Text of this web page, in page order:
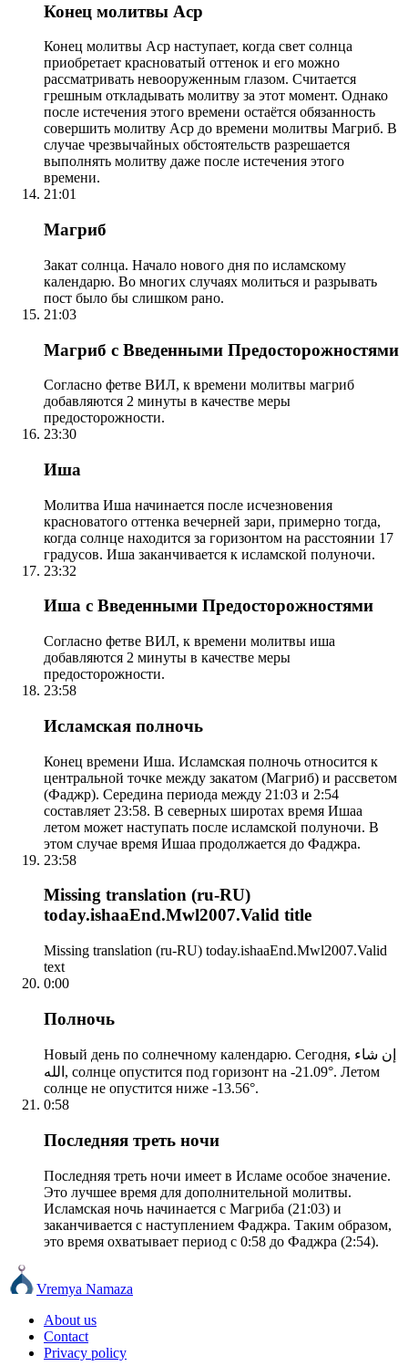
Конец молитвы Аср
Конец молитвы Аср наступает, когда свет солнца
приобретает красноватый оттенок и его можно
рассматривать невооруженным глазом. Считается
грешным откладывать молитву за этот момент. Однако
после истечения этого времени остаётся обязанность
совершить молитву Аср до времени молитвы Магриб. В
случае чрезвычайных обстоятельств разрешается
выполнять молитву даже после истечения этого
времени.
21:01
Магриб
Закат солнца. Начало нового дня по исламскому
календарю. Во многих случаях молиться и разрывать
пост было бы слишком рано.
21:03
Магриб с Введенными Предосторожностями
Согласно фетве ВИЛ, к времени молитвы магриб
добавляются 2 минуты в качестве меры
предосторожности.
23:30
Иша
Молитва Иша начинается после исчезновения
красноватого оттенка вечерней зари, примерно тогда,
когда солнце находится за горизонтом на расстоянии 17
градусов. Иша заканчивается к исламской полуночи.
23:32
Иша с Введенными Предосторожностями
Согласно фетве ВИЛ, к времени молитвы иша
добавляются 2 минуты в качестве меры
предосторожности.
23:58
Исламская полночь
Конец времени Иша. Исламская полночь относится к
центральной точке между закатом (Магриб) и рассветом
(Фаджр). Середина периода между 21:03 и 2:54
составляет 23:58. В северных широтах время Ишаа
летом может наступать после исламской полуночи. В
этом случае время Ишаа продолжается до Фаджра.
23:58
Missing translation (ru-RU)
today.ishaaEnd.Mwl2007.Valid title
Missing translation (ru-RU) today.ishaaEnd.Mwl2007.Valid
text
0:00
Полночь
Новый день по солнечному календарю. Сегодня, إن شاء
الله, солнце опустится под горизонт на -21.09°. Летом
солнце не опустится ниже -13.56°.
0:58
Последняя треть ночи
Последняя треть ночи имеет в Исламе особое значение.
Это лучшее время для дополнительной молитвы.
Исламская ночь начинается с Магриба (21:03) и
заканчивается с наступлением Фаджра. Таким образом,
это время охватывает период с 0:58 до Фаджра (2:54).
Vremya Namaza
About us
Contact
Privacy policy